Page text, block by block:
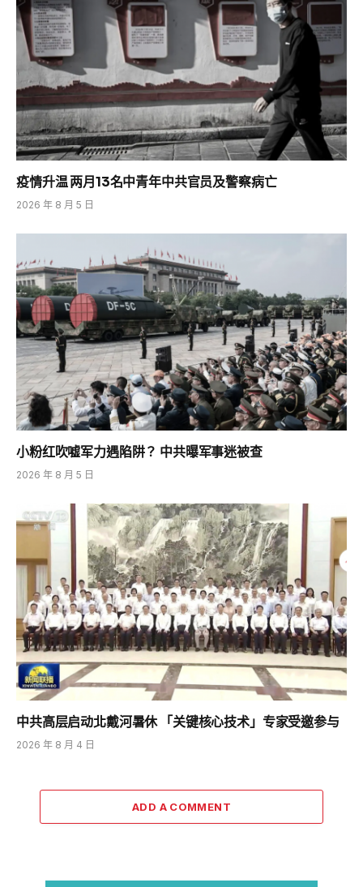
疫情升温 两月13名中青年中共官员及警察病亡
2026 年 8 月 5 日
小粉红吹嘘军力遇陷阱？ 中共曝军事迷被查
2026 年 8 月 5 日
中共高层启动北戴河暑休 「关键核心技术」专家受邀参与
2026 年 8 月 4 日
ADD A COMMENT